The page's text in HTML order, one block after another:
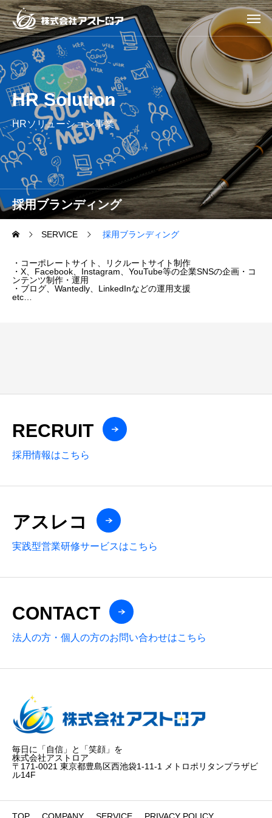
採用ブランディング
HR Solution
HRソリューション事業
SERVICE 採用ブランディング
・コーポレートサイト、リクルートサイト制作
・X、Facebook、Instagram、YouTube等の企業SNSの企画・コ
ンテンツ制作・運用
・ブログ、Wantedly、LinkedInなどの運用支援
etc…
RECRUIT
採用情報はこちら
アスレコ
実践型営業研修サービスはこちら
CONTACT
法人の方・個人の方のお問い合わせはこちら
毎日に「自信」と「笑顔」を
株式会社アストロア
〒171-0021 東京都豊島区西池袋1-11-1 メトロポリタンプラザビ
ル14F